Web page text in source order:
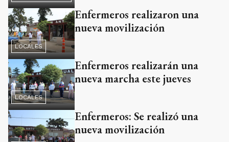
LOCALES
Enfermeros realizaron una
nueva movilización
LOCALES
Enfermeros realizarán una
nueva marcha este jueves
Enfermeros: Se realizó una
nueva movilización